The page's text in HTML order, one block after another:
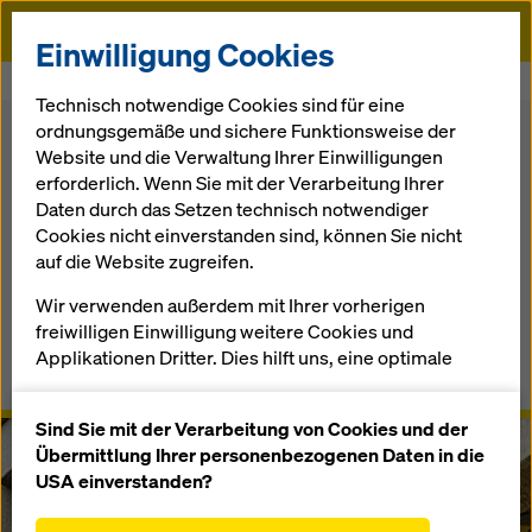
Doka
Doka UniKit Lastturm 480
Zurück zur Übersicht
Doka UniKit Lastturm 480
Flexible Tragkraft
Überblick
Einwilligung Cookies
Technisch notwendige Cookies sind für eine
ordnungsgemäße und sichere Funktionsweise der
Website und die Verwaltung Ihrer Einwilligungen
erforderlich. Wenn Sie mit der Verarbeitung Ihrer
Daten durch das Setzen technisch notwendiger
Cookies nicht einverstanden sind, können Sie nicht
auf die Website zugreifen.
Wir verwenden außerdem mit Ihrer vorherigen
freiwilligen Einwilligung weitere Cookies und
Applikationen Dritter. Dies hilft uns, eine optimale
die Funktionalität unserer Website ständig zu
verbessern (Funktionale und Statistik Cookies),
Sind Sie mit der Verarbeitung von Cookies und der
Übermittlung Ihrer personenbezogenen Daten in die
USA einverstanden?